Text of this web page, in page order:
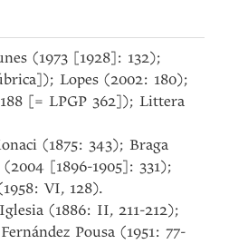
(1973 [1928]: 132);
Lopes (2002: 180);
[= LPGP 362]); Littera
(1875: 343); Braga
[1896-1905]: 331);
VI, 128).
(1886: II, 211-212);
Pousa (1951: 77-